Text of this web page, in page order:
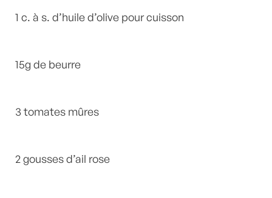
1 c. à s. d’huile d’olive pour cuisson
15g de beurre
3 tomates mûres
2 gousses d’ail rose